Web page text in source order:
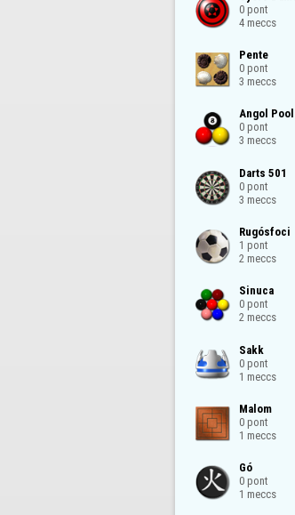
0 pont
4 meccs
Pente
0 pont
3 meccs
Angol Pool
0 pont
3 meccs
Darts 501
0 pont
3 meccs
Rugósfoci
1 pont
2 meccs
Sinuca
0 pont
2 meccs
Sakk
0 pont
1 meccs
Malom
0 pont
1 meccs
Gó
0 pont
1 meccs